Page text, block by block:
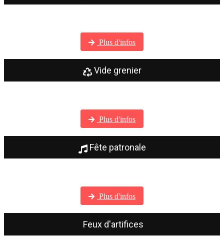
Plus d'infos
Vide grenier
Plus d'infos
Fête patronale
Plus d'infos
Feux d'artifices